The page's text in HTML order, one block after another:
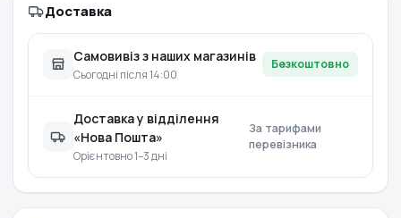
Доставка
Самовивіз з наших магазинів
Сьогодні після 14:00
Безкоштовно
Доставка у відділення
«Нова Пошта»
Орієнтовно 1–3 дні
За тарифами
перевізника